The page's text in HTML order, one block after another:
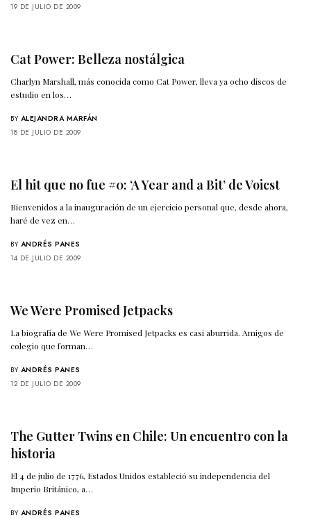
19 DE JULIO DE 2009
Cat Power: Belleza nostálgica
Charlyn Marshall, más conocida como Cat Power, lleva ya ocho discos de
estudio en los…
BY ALEJANDRA MARFÁN
18 DE JULIO DE 2009
El hit que no fue #0: ‘A Year and a Bit’ de Voicst
Bienvenidos a la inauguración de un ejercicio personal que, desde ahora,
haré de vez en…
BY ANDRÉS PANES
14 DE JULIO DE 2009
We Were Promised Jetpacks
La biografía de We Were Promised Jetpacks es casi aburrida. Amigos de
colegio que forman…
BY ANDRÉS PANES
12 DE JULIO DE 2009
The Gutter Twins en Chile: Un encuentro con la
historia
El 4 de julio de 1776, Estados Unidos estableció su independencia del
Imperio Británico, a…
BY ANDRÉS PANES